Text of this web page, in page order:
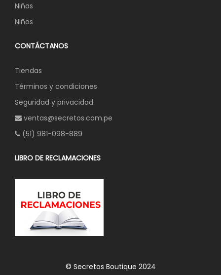
Niñas
Niños
CONTÁCTANOS
Tiendas
Términos y condiciones
Seguridad y privacidad
ventas@secretos.com.pe
(51) 981-098-889
LIBRO DE RECLAMACIONES
© Secretos Boutique 2024